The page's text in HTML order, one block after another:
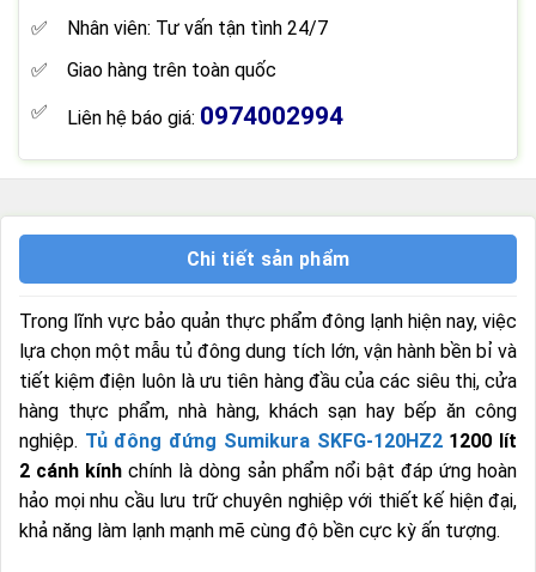
Nhân viên: Tư vấn tận tình 24/7
Giao hàng trên toàn quốc
Liên hệ báo giá: 0974002994
Chi tiết sản phẩm
Trong lĩnh vực bảo quản thực phẩm đông lạnh hiện nay, việc
lựa chọn một mẫu tủ đông dung tích lớn, vận hành bền bỉ và
tiết kiệm điện luôn là ưu tiên hàng đầu của các siêu thị, cửa
hàng thực phẩm, nhà hàng, khách sạn hay bếp ăn công
nghiệp. Tủ đông đứng Sumikura SKFG-120HZ21200 lít
2 cánh kính chính là dòng sản phẩm nổi bật đáp ứng hoàn
hảo mọi nhu cầu lưu trữ chuyên nghiệp với thiết kế hiện đại,
khả năng làm lạnh mạnh mẽ cùng độ bền cực kỳ ấn tượng.